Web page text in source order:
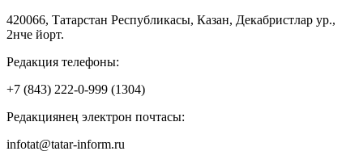
420066, Татарстан Республикасы, Казан, Декабристлар ур.,
2нче йорт.
Редакция телефоны:
+7 (843) 222-0-999 (1304)
Редакциянең электрон почтасы:
infotat@tatar-inform.ru